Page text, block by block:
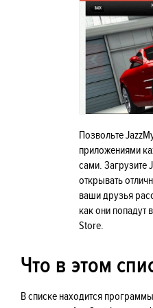
Позвольте
приложениями
сами. Загрузите
открывать
ваши друзья
как они попадут
Store.
Что в этом
В списке находится